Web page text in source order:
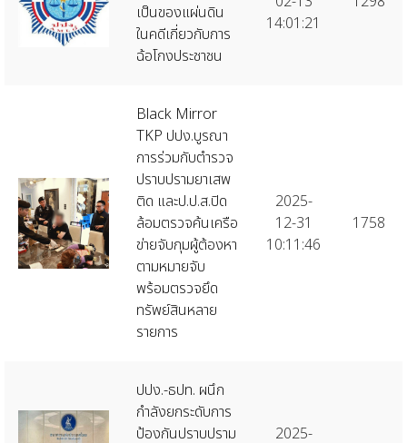
เป็นของแผ่นดิน
ในคดีเกี่ยวกับการ
ฉ้อโกงประชาชน
14:01:21
Black Mirror
TKP ปปง.บูรณา
การร่วมกับตำรวจ
ปราบปรามยาเสพ
ติด และป.ป.ส.ปิด
ล้อมตรวจค้นเครือ
ข่ายจับกุมผู้ต้องหา
ตามหมายจับ
พร้อมตรวจยึด
ทรัพย์สินหลาย
รายการ
2025-
12-31
10:11:46
1758
ปปง.-ธปท. ผนึก
กำลังยกระดับการ
ป้องกันปราบปราม
2025-